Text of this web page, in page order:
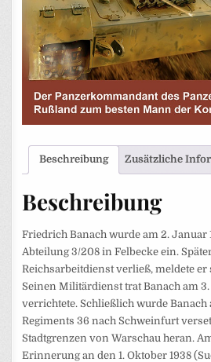
Beschreibung Zusätzliche
Beschreibung
Friedrich Banach wurde am 2. Januar
Abteilung 3/208 in Felbecke ein.
Reichsarbeitdienst verließ, meldete
Seinen Militärdienst trat Banach am
verrichtete. Schließlich wurde Banach
Regiments 36 nach Schweinfurt
Stadtgrenzen von Warschau heran.
Erinnerung an den 1. Oktober 1938